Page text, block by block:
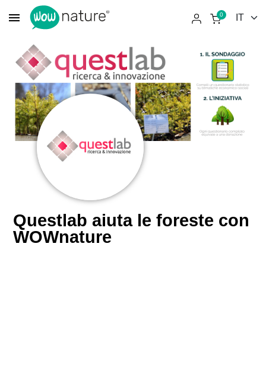
menu 0
Questlab aiuta le foreste con
WOWnature